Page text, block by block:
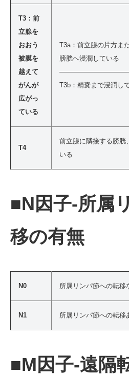
T3：前
立腺を
おおう
被膜を
越えて
がんが
広がっ
ている
T3a：前立腺の片方ま
膀胱へ浸潤している
T3b：精嚢まで浸潤し
T4
前立腺に隣接する膀胱
いる
■N因子-所属
移の有無
N0 所属リンパ節への転移
N1 所属リンパ節への転移
■M因子-遠隔